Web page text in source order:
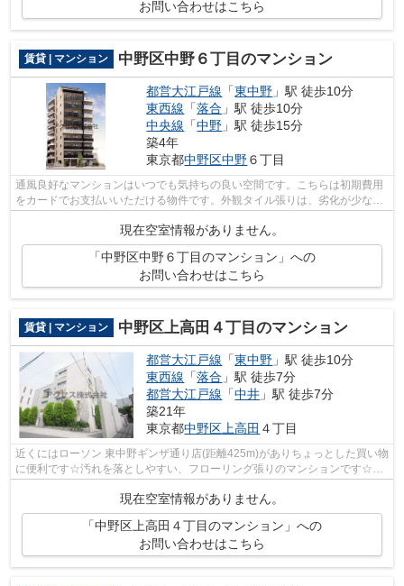
お問い合わせはこちら
賃貸 | マンション 中野区中野６丁目のマンション
都営大江戸線 「東中野 」駅 徒歩10分
東西線 「落合 」駅 徒歩10分
中央線 「中野 」駅 徒歩15分
築4年
東京都中野区中野６丁目
通風良好なマンションはいつでも気持ちの良い空間です。こちらは初期費用
をカードでお支払いいただける物件です。外観タイル張りは、劣化が少なく
現在空室情報がありません。
「中野区中野６丁目のマンション」への
お問い合わせはこちら
賃貸 | マンション 中野区上高田４丁目のマンション
都営大江戸線 「東中野 」駅 徒歩10分
東西線 「落合 」駅 徒歩7分
都営大江戸線 「中井 」駅 徒歩7分
築21年
東京都中野区 上高田 ４丁目
近くにはローソン 東中野ギンザ通り店(距離425m)がありちょっとした買い物
に便利です☆汚れを落としやすい、フローリング張りのマンションです☆吸
湿性の高い物件を選ぶのなら、RC構造が...
現在空室情報がありません。
「中野区上高田４丁目のマンション」への
お問い合わせはこちら